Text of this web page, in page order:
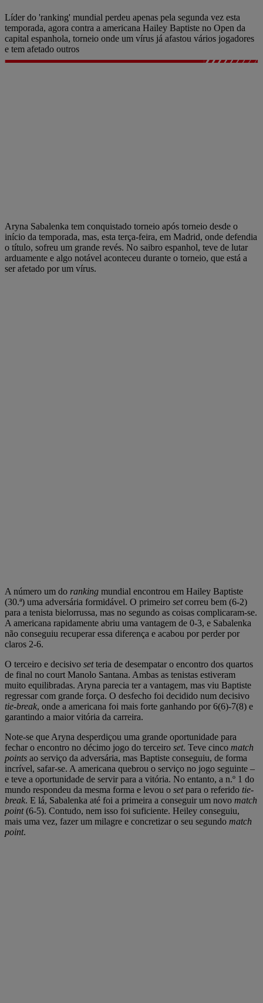
Líder do 'ranking' mundial perdeu apenas pela segunda vez esta
temporada, agora contra a americana Hailey Baptiste no Open da
capital espanhola, torneio onde um vírus já afastou vários jogadores
e tem afetado outros
Aryna Sabalenka tem conquistado torneio após torneio desde o
início da temporada, mas, esta terça-feira, em Madrid, onde defendia
o título, sofreu um grande revés. No saibro espanhol, teve de lutar
arduamente e algo notável aconteceu durante o torneio, que está a
ser afetado por um vírus.
A número um do ranking mundial encontrou em Hailey Baptiste
(30.ª) uma adversária formidável. O primeiro setcorreu bem (6-2)
para a tenista bielorrussa, mas no segundo as coisas complicaram-se.
A americana rapidamente abriu uma vantagem de 0-3, e Sabalenka
não conseguiu recuperar essa diferença e acabou por perder por
claros 2-6.
O terceiro e decisivo setteria de desempatar o encontro dos quartos
de final no court Manolo Santana. Ambas as tenistas estiveram
muito equilibradas. Aryna parecia ter a vantagem, mas viu Baptiste
regressar com grande força. O desfecho foi decidido num decisivo
tie-break, onde a americana foi mais forte ganhando por 6(6)-7(8) e
garantindo a maior vitória da carreira.
Note-se que Aryna desperdiçou uma grande oportunidade para
fechar o encontro no décimo jogo do terceiro set. Teve cinco match
points ao serviço da adversária, mas Baptiste conseguiu, de forma
incrível, safar-se. A americana quebrou o serviço no jogo seguinte –
e teve a oportunidade de servir para a vitória. No entanto, a n.º 1 do
mundo respondeu da mesma forma e levou o setpara o referido tie-
break. E lá, Sabalenka até foi a primeira a conseguir um novo match
point(6-5). Contudo, nem isso foi suficiente. Heiley conseguiu,
mais uma vez, fazer um milagre e concretizar o seu segundo match
point.